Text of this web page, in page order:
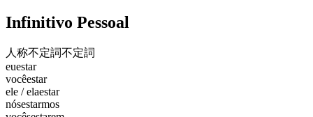
Infinitivo Pessoal
人称不定詞不定詞
euestar
vocêestar
ele / elaestar
nósestarmos